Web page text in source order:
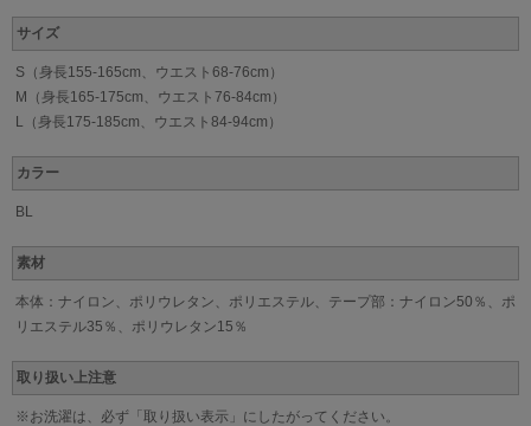
サイズ
S（身長155-165cm、ウエスト68-76cm）
M（身長165-175cm、ウエスト76-84cm）
L（身長175-185cm、ウエスト84-94cm）
カラー
BL
素材
本体：ナイロン、ポリウレタン、ポリエステル、テープ部：ナイロン50％、ポ
リエステル35％、ポリウレタン15％
取り扱い上注意
※お洗濯は、必ず「取り扱い表示」にしたがってください。